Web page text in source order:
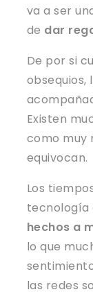
va a ser
de dar
De por si
obsequios,
Existen
como muy
equivocan.
Los
tecnología
hechos a
lo que
las redes